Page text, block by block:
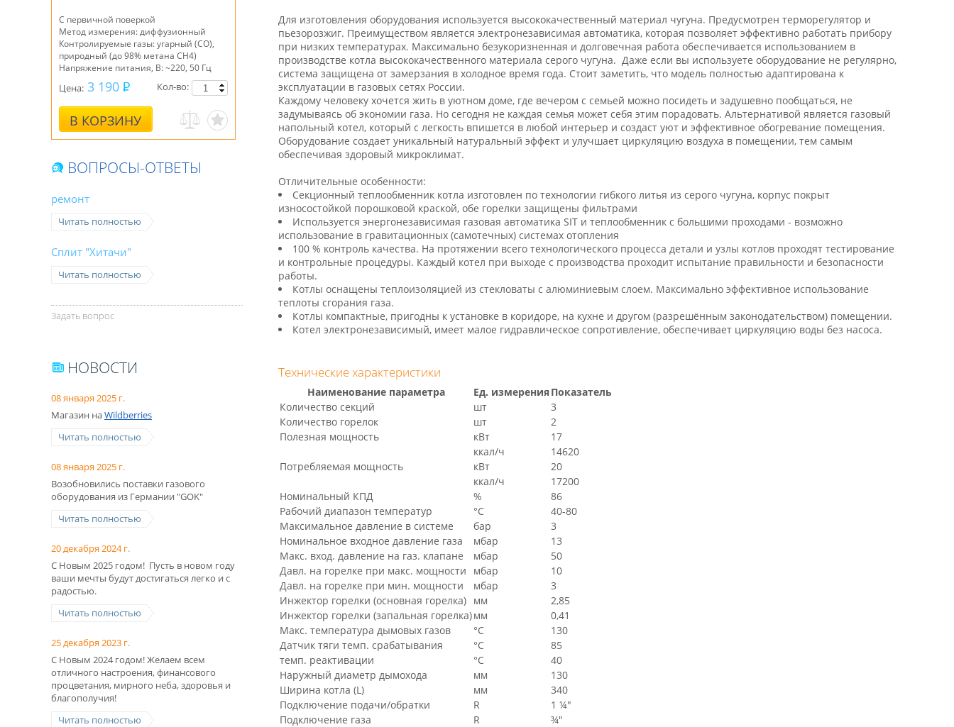
С первичной поверкой
Метод измерения: диффузионный
Контролируемые газы: угарный (СО),
природный (до 98% метана СН4)
Напряжение питания, В: ~220, 50 Гц
Цена: 3 190
В КОРЗИНУ
Кол-во:
ВОПРОСЫ-ОТВЕТЫ
ремонт
Читать полностью
Сплит "Хитачи"
Читать полностью
Задать вопрос
НОВОСТИ
08 января 2025 г.
Магазин наWildberries
Читать полностью
08 января 2025 г.
Возобновились поставки газового
оборудования из Германии "GOK"
Читать полностью
20 декабря 2024 г.
С Новым 2025 годом! Пусть в новом году
ваши мечты будут достигаться легко и с
радостью.
Читать полностью
25 декабря 2023 г.
С Новым 2024 годом! Желаем всем
отличного настроения, финансового
процветания, мирного неба, здоровья и
благополучия!
Читать полностью
Для изготовления оборудования используется высококачественный материал чугуна. Предусмотрен терморегулятор и
пьезорозжиг. Преимуществом является электронезависимая автоматика, которая позволяет эффективно работать прибору
при низких температурах. Максимально безукоризненная и долговечная работа обеспечивается использованием в
производстве котла высококачественного материала серого чугуна. Даже если вы используете оборудование не регулярно,
система защищена от замерзания в холодное время года. Стоит заметить, что модель полностью адаптирована к
эксплуатации в газовых сетях России.
Каждому человеку хочется жить в уютном доме, где вечером с семьей можно посидеть и задушевно пообщаться, не
задумываясь об экономии газа. Но сегодня не каждая семья может себя этим порадовать. Альтернативой является газовый
напольный котел, который с легкость впишется в любой интерьер и создаст уют и эффективное обогревание помещения.
Оборудование создает уникальный натуральный эффект и улучшает циркуляцию воздуха в помещении, тем самым
обеспечивая здоровый микроклимат.
Отличительные особенности:
Секционный теплообменник котла изготовлен по технологии гибкого литья из серого чугуна, корпус покрыт
износостойкой порошковой краской, обе горелки защищены фильтрами
Используется энергонезависимая газовая автоматика SIT и теплообменник с большими проходами - возможно
использование в гравитационных (самотечных) системах отопления
100 % контроль качества. На протяжении всего технологического процесса детали и узлы котлов проходят тестирование
и контрольные процедуры. Каждый котел при выходе с производства проходит испытание правильности и безопасности
работы.
Котлы оснащены теплоизоляцией из стекловаты с алюминиевым слоем. Максимально эффективное использование
теплоты сгорания газа.
Котлы компактные, пригодны к установке в коридоре, на кухне и другом (разрешённым законодательством) помещении.
Котел электронезависимый, имеет малое гидравлическое сопротивление, обеспечивает циркуляцию воды без насоса.
Технические характеристики
Наименование параметра Ед. измеренияПоказатель
Количество секций
шт
3
Количество горелок
шт
2
Полезная мощность
кВт
17
ккал/ч
14620
Потребляемая мощность
кВт
20
ккал/ч
17200
Номинальный КПД
%
86
Рабочий диапазон температур
°C
40-80
Максимальное давление в системе
бар
3
Номинальное входное давление газа
мбар
13
Макс. вход. давление на газ. клапане
мбар
50
Давл. на горелке при макс. мощности
мбар
10
Давл. на горелке при мин. мощности
мбар
3
Инжектор горелки (основная горелка) мм
2,85
Инжектор горелки (запальная горелка)мм
0,41
Макс. температура дымовых газов
°C
130
Датчик тяги темп. срабатывания
°C
85
темп. реактивации
°C
40
Наружный диаметр дымохода
мм
130
Ширина котла (L)
мм
340
Подключение подачи/обратки
R
1 ¼"
Подключение газа
R
¾"